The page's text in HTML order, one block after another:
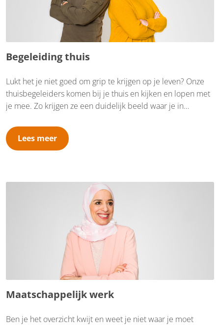
Begeleiding thuis
Lukt het je niet goed om grip te krijgen op je leven? Onze
thuisbegeleiders komen bij je thuis en kijken en lopen met
je mee. Zo krijgen ze een duidelijk beeld waar je in
huishouden, de opvoeding, je administratie, je geldzaken, je
relaties of je indeling van de dag op orde te krijgen. Op een
Lees meer
Maatschappelijk werk
Ben je het overzicht kwijt en weet je niet waar je moet